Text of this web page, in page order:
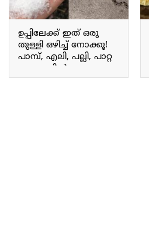
ഉപ്പിലേക്ക് ഇത് ഒരു
തുള്ളി ഒഴിച്ച് നോക്കൂ!
പാമ്പ്, എലി, പല്ലി, പാറ്റ
ഒറ്റ നക്കിൽ തന്നെ
കൂട്ടത്തോടെ വീഴും;